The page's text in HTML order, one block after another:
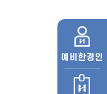
예비 한경인